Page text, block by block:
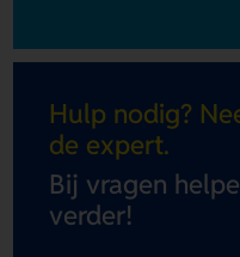
Hulp nodig?
de expert.
Bij vragen
verder!